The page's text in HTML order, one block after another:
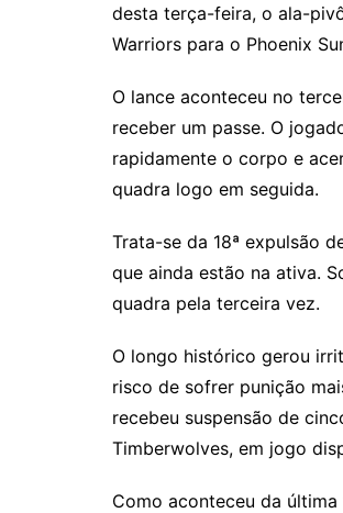
desta terça-feira, o ala-
Warriors para o Phoenix
O lance aconteceu no
receber um passe. O
rapidamente o corpo e
quadra logo em seguida.
Trata-se da 18ª expulsão
que ainda estão na ativa.
quadra pela terceira vez.
O longo histórico gerou
risco de sofrer punição
recebeu suspensão de
Timberwolves, em jogo
Como aconteceu da